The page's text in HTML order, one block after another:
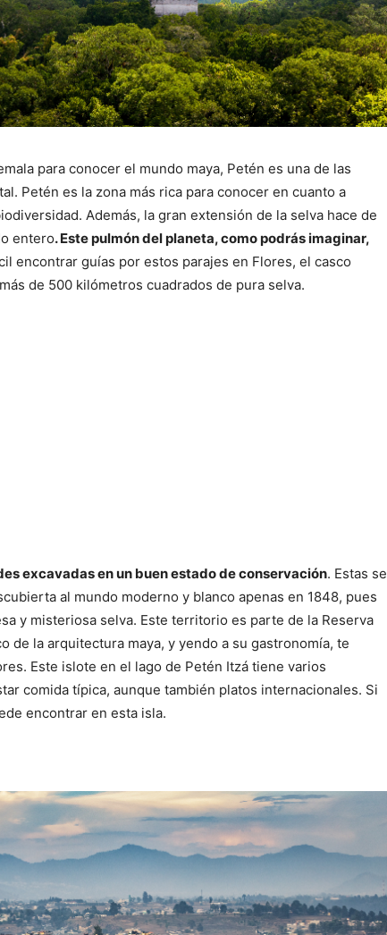
para conocer el mundo maya, Petén es una de las
Petén es la zona más rica para conocer en cuanto a
Además, la gran extensión de la selva hace de
entero. Este pulmón del planeta, como podrás imaginar,
encontrar guías por estos parajes en Flores, el casco
de 500 kilómetros cuadrados de pura selva.
excavadas en un buen estado de conservación. Estas se
al mundo moderno y blanco apenas en 1848, pues
y misteriosa selva. Este territorio es parte de la Reserva
de la arquitectura maya, y yendo a su gastronomía, te
Este islote en el lago de Petén Itzá tiene varios
comida típica, aunque también platos internacionales. Si
encontrar en esta isla.